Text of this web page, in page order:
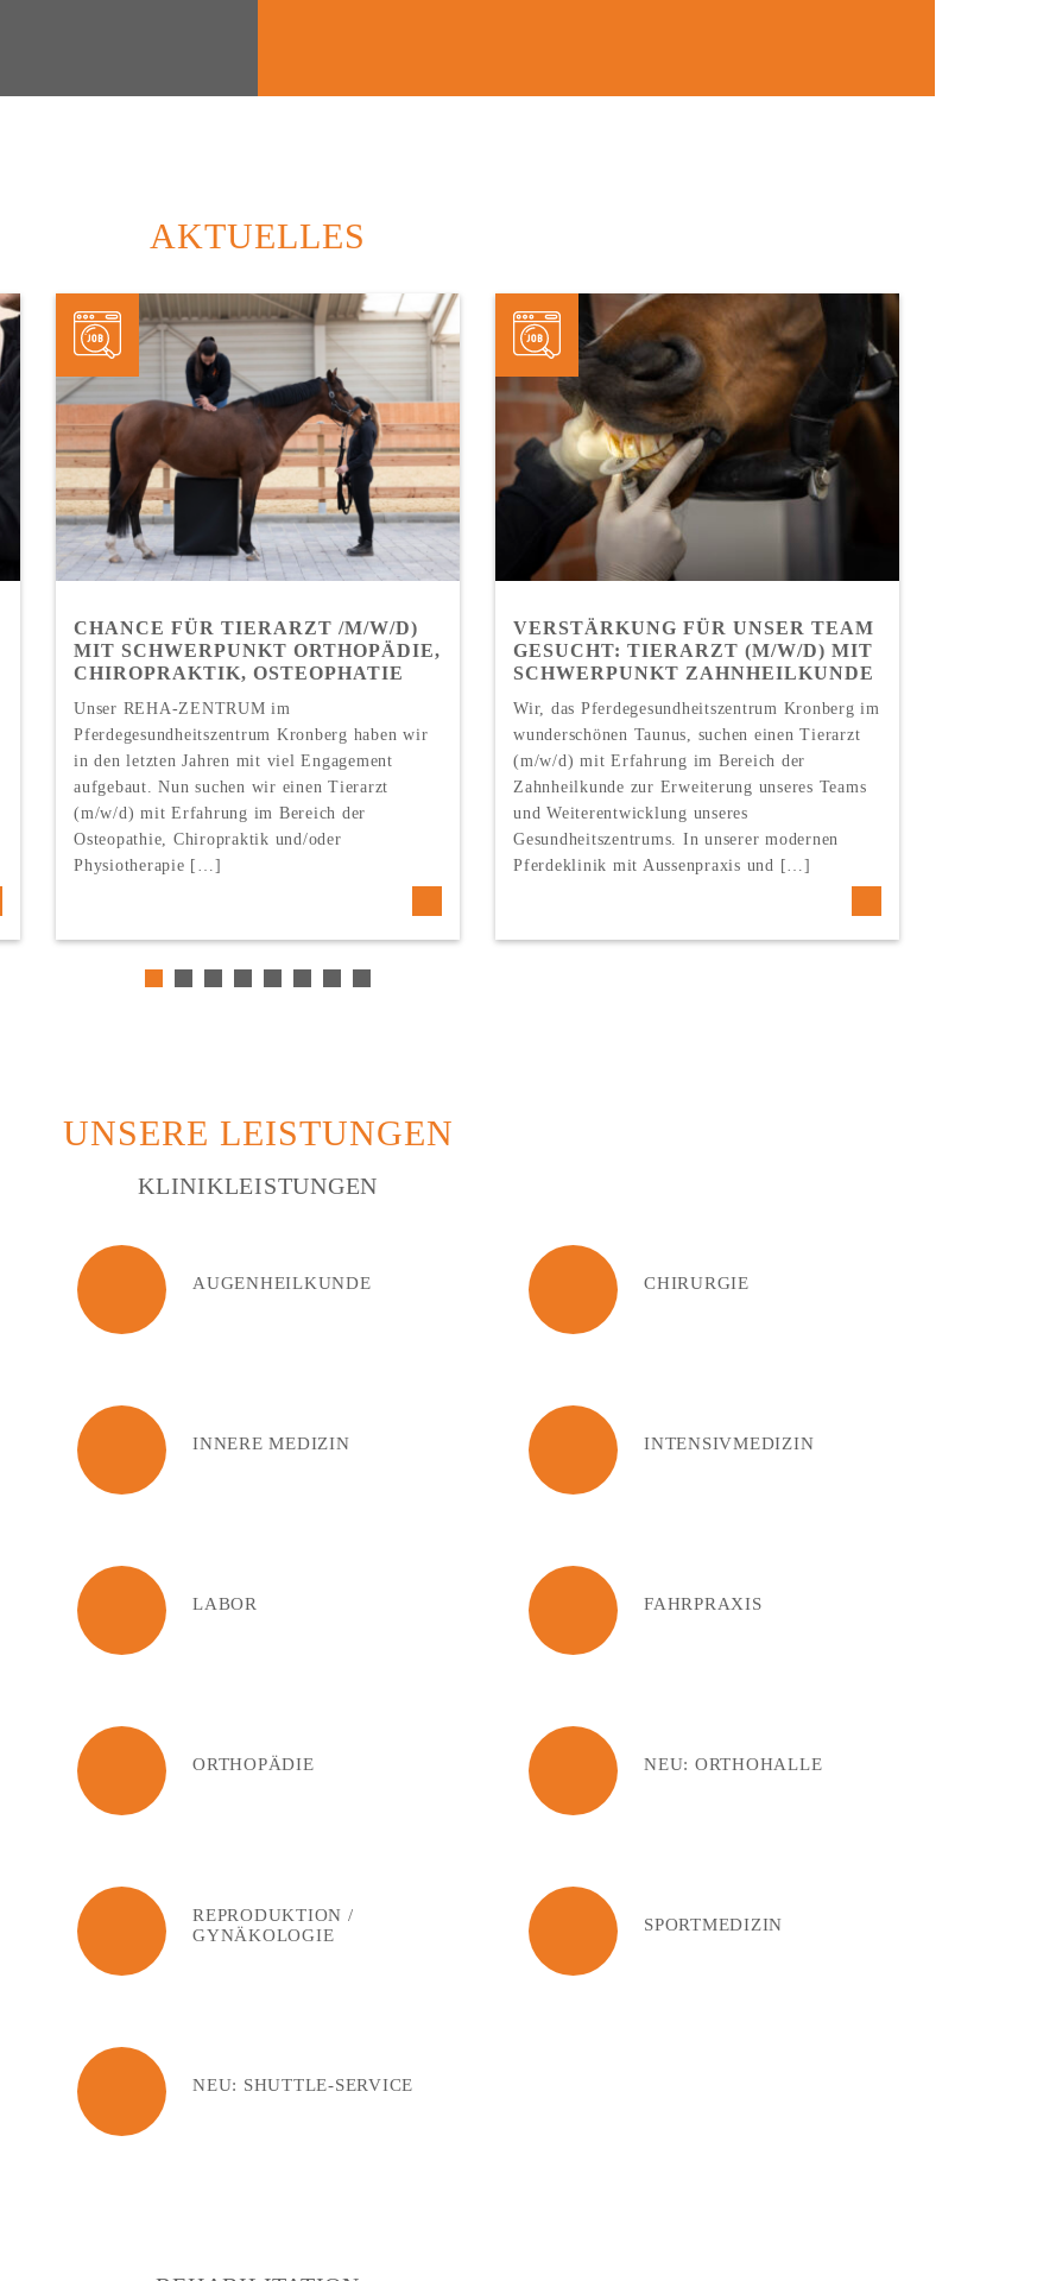
AKTUELLES
CHANCE FÜR TIERARZT /M/W/D)
MIT SCHWERPUNKT ORTHOPÄDIE,
CHIROPRAKTIK, OSTEOPHATIE
Unser REHA-ZENTRUM im
Pferdegesundheitszentrum Kronberg haben wir
in den letzten Jahren mit viel Engagement
aufgebaut. Nun suchen wir einen Tierarzt
(m/w/d) mit Erfahrung im Bereich der
Osteopathie, Chiropraktik und/oder
Physiotherapie […]
VERSTÄRKUNG FÜR UNSER TEAM
GESUCHT: TIERARZT (M/W/D) MIT
SCHWERPUNKT ZAHNHEILKUNDE
Wir, das Pferdegesundheitszentrum Kronberg im
wunderschönen Taunus, suchen einen Tierarzt
(m/w/d) mit Erfahrung im Bereich der
Zahnheilkunde zur Erweiterung unseres Teams
und Weiterentwicklung unseres
Gesundheitszentrums. In unserer modernen
Pferdeklinik mit Aussenpraxis und […]
UNSERE LEISTUNGEN
KLINIKLEISTUNGEN
AUGENHEILKUNDE CHIRURGIE
INNERE MEDIZIN INTENSIVMEDIZIN
LABOR FAHRPRAXIS
ORTHOPÄDIE NEU: ORTHOHALLE
REPRODUKTION /
GYNÄKOLOGIE
SPORTMEDIZIN
NEU: SHUTTLE-SERVICE